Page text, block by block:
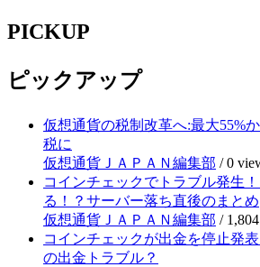
PICKUP
ピックアップ
仮想通貨の税制改革へ:最大55%
税に
仮想通貨ＪＡＰＡＮ編集部 /0
コインチェックでトラブル発生
る！？サーバー落ち直後のまとめ
仮想通貨ＪＡＰＡＮ編集部 /
コインチェックが出金を停止発
の出金トラブル？